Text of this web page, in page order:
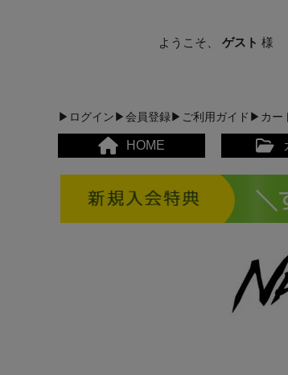
ようこそ、 ゲスト様
▶ログイン▶会員登録▶ご利用ガイド ▶カー
HOME
メンズカ